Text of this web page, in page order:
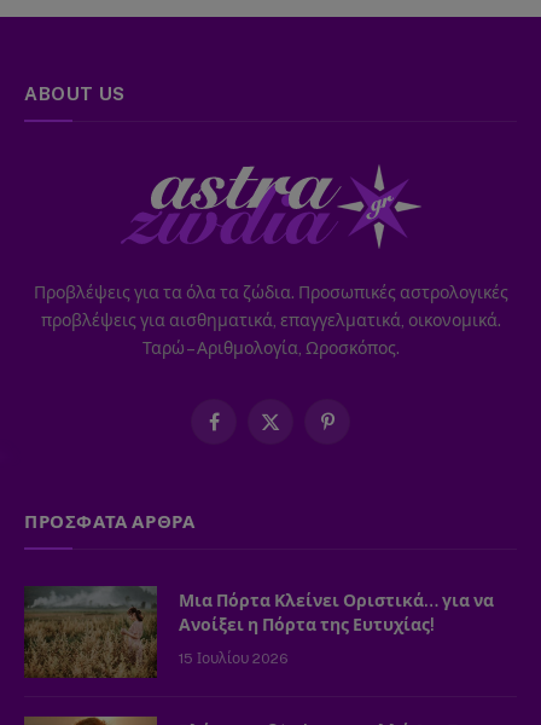
ABOUT US
Προβλέψεις για τα όλα τα ζώδια. Προσωπικές αστρολογικές
προβλέψεις για αισθηματικά, επαγγελματικά, οικονομικά.
Ταρώ – Αριθμολογία, Ωροσκόπος.
Facebook
X
Pinterest
ΠΡΟΣΦΑΤΑ ΑΡΘΡΑ
Μια Πόρτα Κλείνει Οριστικά… για να
Ανοίξει η Πόρτα της Ευτυχίας!
15 Ιουλίου 2026